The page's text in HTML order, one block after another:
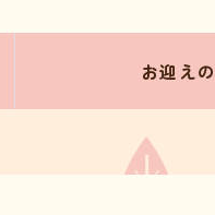
お迎え